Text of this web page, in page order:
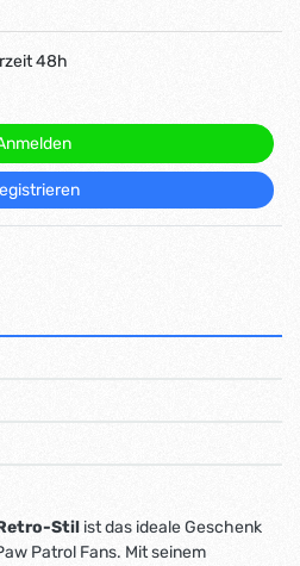
48h
Stil ist das ideale Geschenk
Patrol Fans. Mit seinem